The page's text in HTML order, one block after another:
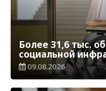
Более 31,6 тыс.
социальной
адаптированы
инвалидностью
09.08.2026